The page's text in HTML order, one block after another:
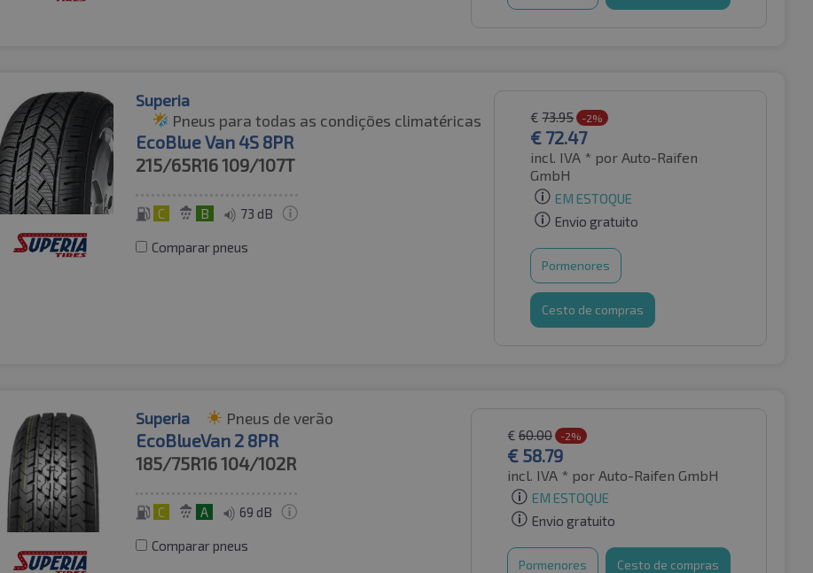
Superia
Pneus para todas as condições climatéricas
EcoBlue Van 4S 8PR
215/65R16109/107T
C B 73 dB
Comparar pneus
€ 73.95 -2%
€ 72.47
incl. IVA * por Auto-Raifen
GmbH
EM ESTOQUE
Envio gratuito
Pormenores
Cesto de compras
Superia Pneus de verão
EcoBlueVan 2 8PR
185/75R16104/102R
C A 69 dB
Comparar pneus
€ 60.00 -2%
€ 58.79
incl. IVA * por Auto-Raifen GmbH
EM ESTOQUE
Envio gratuito
Pormenores Cesto de compras